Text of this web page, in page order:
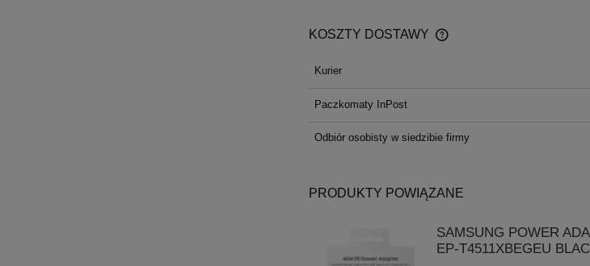
KOSZTY DOSTAWY
CENA NIE ZAWIERA
Kurier
Paczkomaty InPost
Odbiór osobisty w siedzibie firmy
PRODUKTY POWIĄZANE
SAMSUNG POWER
EP-T4511XBEGEU